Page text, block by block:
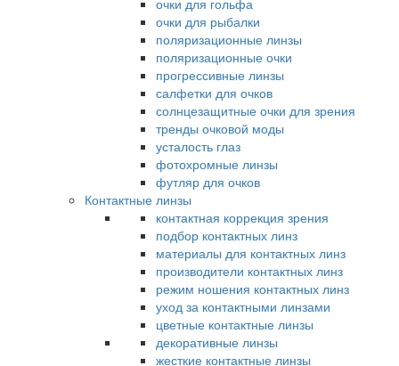
очки для гольфа
очки для рыбалки
поляризационные линзы
поляризационные очки
прогрессивные линзы
салфетки для очков
солнцезащитные очки для зрения
тренды очковой моды
усталость глаз
фотохромные линзы
футляр для очков
Контактные линзы
контактная коррекция зрения
подбор контактных линз
материалы для контактных линз
производители контактных линз
режим ношения контактных линз
уход за контактными линзами
цветные контактные линзы
декоративные линзы
жесткие контактные линзы